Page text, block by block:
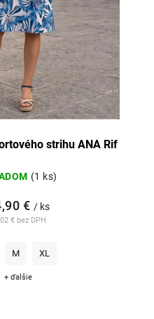
strihu ANA Rif
(1 ks)
€ bez DPH
€ / ks
M XL
+ ďalšie